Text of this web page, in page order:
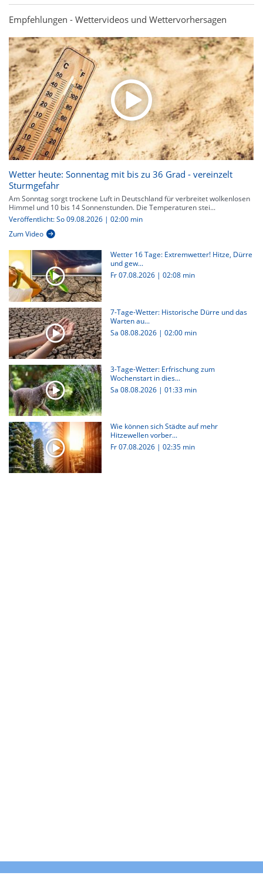
Empfehlungen - Wettervideos und Wettervorhersagen
Wetter heute: Sonnentag mit bis zu 36 Grad - vereinzelt
Sturmgefahr
Am Sonntag sorgt trockene Luft in Deutschland für verbreitet wolkenlosen
Himmel und 10 bis 14 Sonnenstunden. Die Temperaturen stei...
Veröffentlicht: So 09.08.2026 | 02:00 min
Zum Video
Wetter 16 Tage: Extremwetter! Hitze, Dürre
und gew...
Fr 07.08.2026 | 02:08 min
7-Tage-Wetter: Historische Dürre und das
Warten au...
Sa 08.08.2026 | 02:00 min
3-Tage-Wetter: Erfrischung zum
Wochenstart in dies...
Sa 08.08.2026 | 01:33 min
Wie können sich Städte auf mehr
Hitzewellen vorber...
Fr 07.08.2026 | 02:35 min